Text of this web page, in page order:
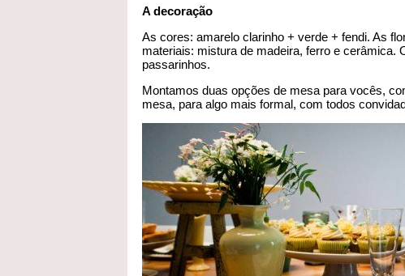
A decoração
As cores: amarelo clarinho + verde + fendi. As
materiais: mistura de madeira, ferro e cerâmica.
passarinhos.
Montamos duas opções de mesa para vocês,
mesa, para algo mais formal, com todos